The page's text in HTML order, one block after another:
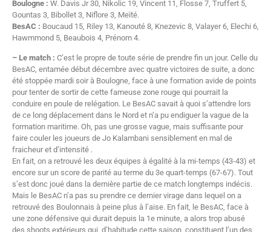
Boulogne : W. Davis Jr 30, Nikolic 19, Vincent 11, Flosse 7, Truffert 5,
Gountas 3, Bibollet 3, Niflore 3, Meïté.
BesAC : Boucaud 15, Riley 13, Kanouté 8, Knezevic 8, Valayer 6, Elechi 6,
Hawmmond 5, Beaubois 4, Prénom 4.
– Le match : C’est le propre de toute série de prendre fin un jour. Celle du
BesAC, entamée début décembre avec quatre victoires de suite, a donc
été stoppée mardi soir à Boulogne, face à une formation avide de points
pour tenter de sortir de cette fameuse zone rouge qui pourrait la
conduire en poule de relégation. Le BesAC savait à quoi s’attendre lors
de ce long déplacement dans le Nord et n’a pu endiguer la vague de la
formation maritime. Oh, pas une grosse vague, mais suffisante pour
faire couler les joueurs de Jo Kalambani sensiblement en mal de
fraicheur et d’intensité .
En fait, on a retrouvé les deux équipes à égalité à la mi-temps (43-43) et
encore sur un score de parité au terme du 3e quart-temps (67-67). Tout
s’est donc joué dans la dernière partie de ce match longtemps indécis.
Mais le BesAC n’a pas su prendre ce dernier virage dans lequel on a
retrouvé des Boulonnais à peine plus à l’aise. En fait, le BesAC, face à
une zone défensive qui durait depuis la 1e minute, a alors trop abusé
des shoots extérieurs qui, d’habitude cette saison, constituent l’un des